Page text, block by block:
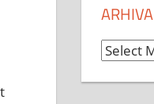
ARHIVA
Arhiva